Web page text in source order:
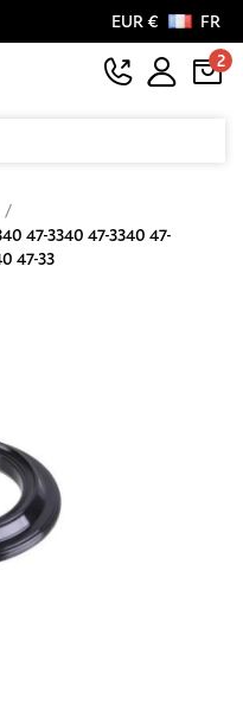
EUR €
FR
2
47-3340 47-3340 47-
47-33